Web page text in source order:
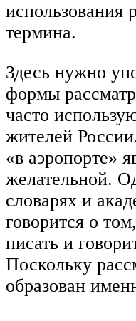
использования
термина.
Здесь нужно
формы
часто
жителей
«в аэропорте»
желательной.
словарях и
говорится о
писать и
Поскольку
образован